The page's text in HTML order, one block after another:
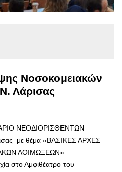
Νοσοκομειακών
Λάρισας
ΝΕΟΔΙΟΡΙΣΘΕΝΤΩΝ
με θέμα «ΒΑΣΙΚΕΣ ΑΡΧΕΣ
ΛΟΙΜΩΞΕΩΝ»
στο Αμφιθέατρο του